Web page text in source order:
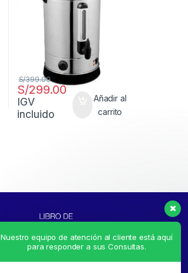
S/299.00
S/399.00
IGV
incluido
Añadir al
carrito
Nuestro equipo de atención al cliente está aquí
para responder a sus Consultas.